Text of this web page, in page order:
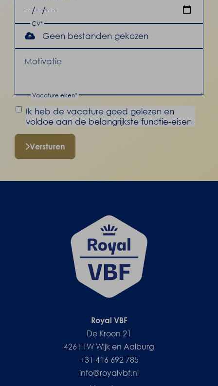
CV*
Geen bestanden gekozen
Motivatie
Vacature eisen*
Ik heb de vacature goed gelezen en
voldoe aan de belangrijkste functie-eisen
Versturen
Royal VBF
De Kroon 21
4261 TW Wijk en Aalburg
+31 416 692 785
info@royalvbf.nl